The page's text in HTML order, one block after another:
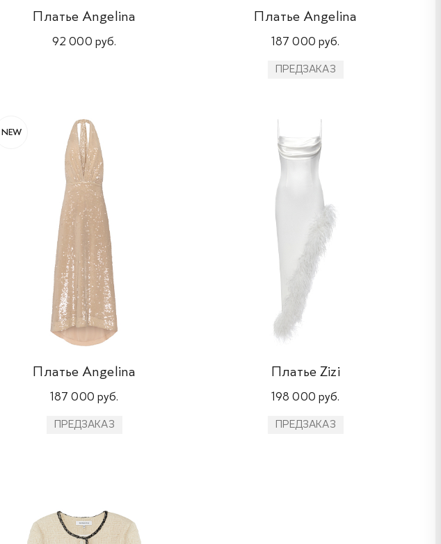
Платье Angelina
92 000 руб.
Платье Angelina
187 000 руб.
ПРЕДЗАКАЗ
Платье Angelina
187 000 руб.
ПРЕДЗАКАЗ
NEW
Платье Zizi
198 000 руб.
ПРЕДЗАКАЗ